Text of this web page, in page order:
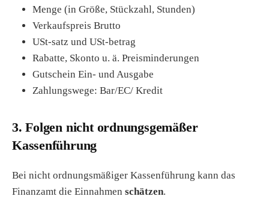
Menge (in Größe, Stückzahl, Stunden)
Verkaufspreis Brutto
USt-satz und USt-betrag
Rabatte, Skonto u. ä. Preisminderungen
Gutschein Ein- und Ausgabe
Zahlungswege: Bar/EC/ Kredit
3. Folgen nicht ordnungsgemäßer
Kassenführung
Bei nicht ordnungsmäßiger Kassenführung kann das
Finanzamt die Einnahmen schätzen.